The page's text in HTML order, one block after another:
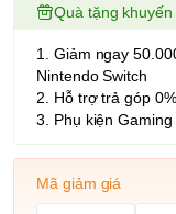
Quà tặng khuyến
1. Giảm ngay
Nintendo Switch
2. Hỗ trợ trả góp
3. Phụ kiện
Mã giảm giá